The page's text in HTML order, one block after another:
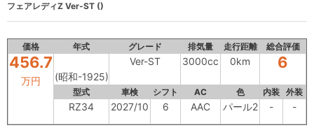
フェアレディZ Ver-ST ()
価格 年式 グレード 排気量 走行距離 総合評価
456.7
万円 (昭和-1925)
Ver-ST 3000cc 0km 6
型式 車検 シフト AC 色 内装 外装
RZ34 2027/10 6 AAC パール2 - -